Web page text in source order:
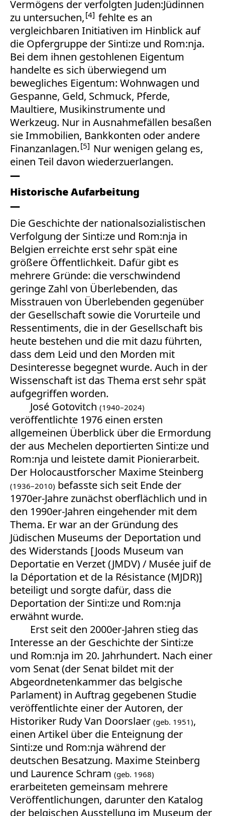
Vermögens der verfolgten Juden:Jüdinnen
zu untersuchen, 4 fehlte es an
vergleichbaren Initiativen im Hinblick auf
die Opfergruppe der Sinti:ze und Rom:nja.
Bei dem ihnen gestohlenen Eigentum
handelte es sich überwiegend um
bewegliches Eigentum: Wohnwagen und
Gespanne, Geld, Schmuck, Pferde,
Maultiere, Musikinstrumente und
Werkzeug. Nur in Ausnahmefällen besaßen
sie Immobilien, Bankkonten oder andere
Finanzanlagen. 5
Nur wenigen gelang es,
einen Teil davon wiederzuerlangen.
Historische Aufarbeitung
Die Geschichte der nationalsozialistischen
Verfolgung der Sinti:ze und Rom:nja in
Belgien erreichte erst sehr spät eine
größere Öffentlichkeit. Dafür gibt es
mehrere Gründe: die verschwindend
geringe Zahl von Überlebenden, das
Misstrauen von Überlebenden gegenüber
der Gesellschaft sowie die Vorurteile und
Ressentiments, die in der Gesellschaft bis
heute bestehen und die mit dazu führten,
dass dem Leid und den Morden mit
Desinteresse begegnet wurde. Auch in der
Wissenschaft ist das Thema erst sehr spät
aufgegriffen worden.
José Gotovitch(1940–2024)
veröffentlichte 1976 einen ersten
allgemeinen Überblick über die Ermordung
der aus Mechelen deportierten Sinti:ze und
Rom:nja und leistete damit Pionierarbeit.
Der Holocaustforscher Maxime Steinberg
(1936–2010) befasste sich seit Ende der
1970er-Jahre zunächst oberflächlich und in
den 1990er-Jahren eingehender mit dem
Thema. Er war an der Gründung des
Jüdischen Museums der Deportation und
des Widerstands [Joods Museum van
Deportatie en Verzet (JMDV) / Musée juif de
la Déportation et de la Résistance(MJDR)]
beteiligt und sorgte dafür, dass die
Deportation der Sinti:ze und Rom:nja
erwähnt wurde.
Erst seit den 2000er-Jahren stieg das
Interesse an der Geschichte der Sinti:ze
und Rom:nja im 20. Jahrhundert. Nach einer
vom Senat (der Senat bildet mit der
Abgeordnetenkammer das belgische
Parlament) in Auftrag gegebenen Studie
veröffentlichte einer der Autoren, der
Historiker Rudy Van Doorslaer (geb. 1951),
einen Artikel über die Enteignung der
Sinti:ze und Rom:nja während der
deutschen Besatzung. Maxime Steinberg
und Laurence Schram (geb. 1968)
erarbeiteten gemeinsam mehrere
Veröffentlichungen, darunter den Katalog
der belgischen Ausstellung im Museum der